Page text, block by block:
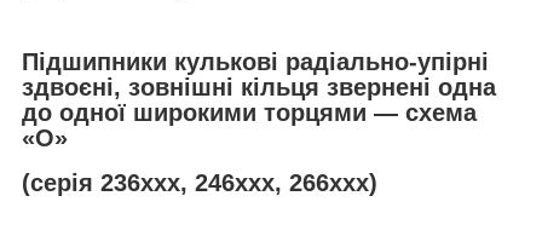
Підшипники кулькові радіально-упірні
здвоєні, зовнішні кільця звернені одна
до одної широкими торцями — схема
«О»
(серія 236ххх, 246ххх, 266ххх)